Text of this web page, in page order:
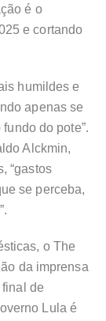
é o
e cortando
humildes e
apenas se
do pote”.
Alckmin,
“gastos
se perceba,
o The
da imprensa
de
Lula é